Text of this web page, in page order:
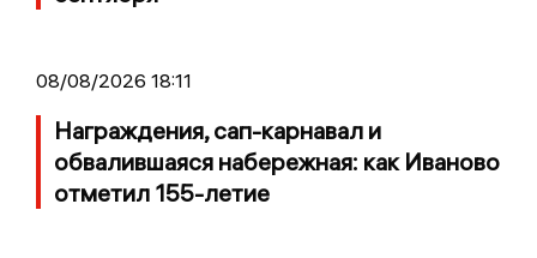
08/08/2026 18:11
Награждения, сап-карнавал и
обвалившаяся набережная: как Иваново
отметил 155-летие